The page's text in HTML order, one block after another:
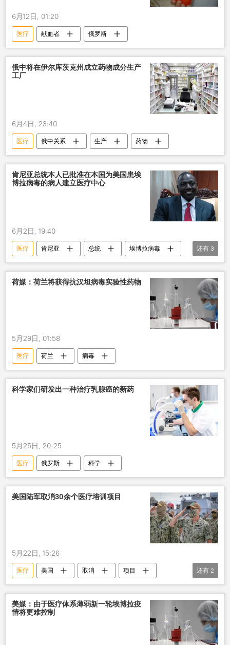
6月12日, 01:20
医疗 献血者 俄罗斯
俄中将在伊尔库茨克州成立药物成分生产
工厂
6月4日, 23:40
医疗 俄中关系 生产 药物
肯尼亚总统本人已批准在本国为美国患埃
博拉病毒的病人建立医疗中心
6月2日, 19:40
医疗 肯尼亚 总统
埃博拉病毒
美国
病人 中心
还有 3
荷媒：荷兰将获得抗汉坦病毒实验性药物
5月29日, 01:58
医疗 荷兰 病毒
科学家们研发出一种治疗乳腺癌的新药
5月25日, 20:25
医疗 俄罗斯 科学
美国陆军取消30余个医疗培训项目
5月22日, 15:26
医疗 美国 取消
项目
伊朗
冲突
还有 2
美媒：由于医疗体系薄弱新一轮埃博拉疫
情将更难控制